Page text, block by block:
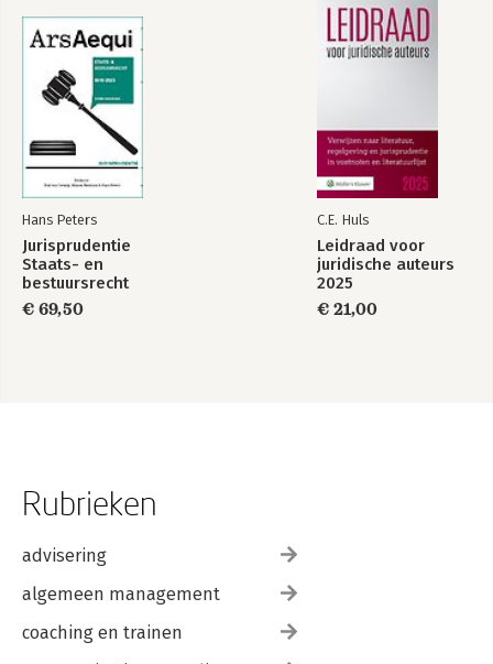
Hans Peters
Jurisprudentie
Staats- en
bestuursrecht
1849-2025
€ 69,50
C.E. Huls
Leidraad voor
juridische auteurs
2025
€ 21,00
Rubrieken
advisering
algemeen management
coaching en trainen